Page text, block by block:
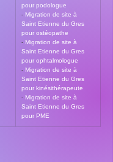
pour podologue
- Migration de site à
Saint Etienne du Gres
pour ostéopathe
- Migration de site à
Saint Etienne du Gres
pour ophtalmologue
- Migration de site à
Saint Etienne du Gres
pour kinésithérapeute
- Migration de site à
Saint Etienne du Gres
pour PME